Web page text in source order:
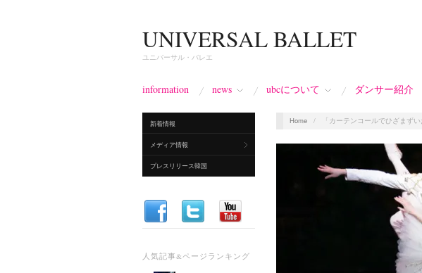
UNIVERSAL BALLET
ユニバーサル・バレエ
information news ubcについて ダンサー紹介
新着情報
メディア情報
プレスリリース韓国
人気記事&ページランキング
Home / 「カーテンコールでひざまず